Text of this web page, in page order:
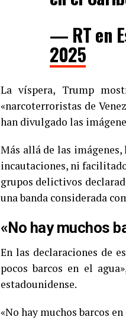
— RT en
2025
La víspera, Trump
«narcoterroristas de
han divulgado las
Más allá de las
incautaciones, ni
grupos delictivos
una banda considerada
«No hay muchos
En las declaraciones de
pocos barcos en el
estadounidense.
«No hay muchos barcos